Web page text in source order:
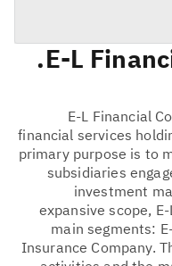
E-L
E-L Financial
financial services
primary purpose is to
subsidiaries
investment
expansive scope,
main segments:
Insurance Company.